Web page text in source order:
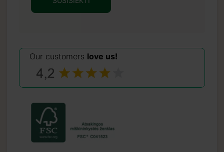
Our customers love us!